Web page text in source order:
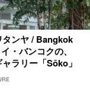
ンヤ / Bangkok
・バンコクの、
ラリー「Sōko」